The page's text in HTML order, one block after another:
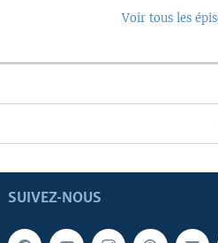
Voir tous les
SUIVEZ-NOUS